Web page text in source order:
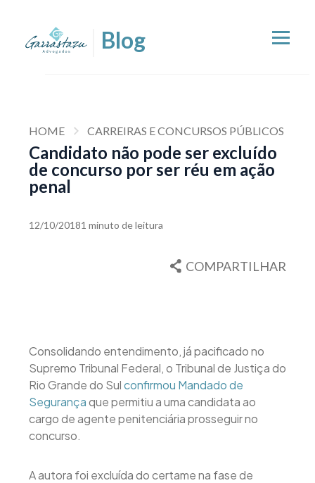
HOME CARREIRAS E CONCURSOS PÚBLICOS
Candidato não pode ser excluído
de concurso por ser réu em ação
penal
12/10/20181 minuto de leitura
COMPARTILHAR
Consolidando entendimento, já pacificado no
Supremo Tribunal Federal, o Tribunal de Justiça do
Rio Grande do Sulconfirmou Mandado de
Segurançaque permitiu a uma candidata ao
cargo de agente penitenciária prosseguir no
concurso.
A autora foi excluída do certame na fase de